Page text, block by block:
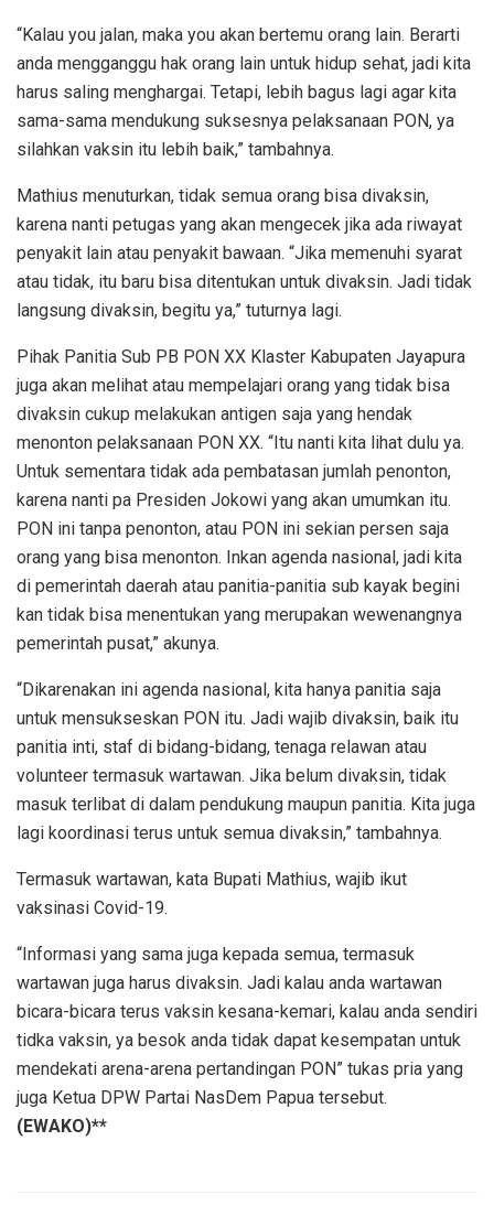
“Kalau you jalan, maka you akan bertemu orang lain. Berarti
anda mengganggu hak orang lain untuk hidup sehat, jadi kita
harus saling menghargai. Tetapi, lebih bagus lagi agar kita
sama-sama mendukung suksesnya pelaksanaan PON, ya
silahkan vaksin itu lebih baik,” tambahnya.
Mathius menuturkan, tidak semua orang bisa divaksin,
karena nanti petugas yang akan mengecek jika ada riwayat
penyakit lain atau penyakit bawaan. “Jika memenuhi syarat
atau tidak, itu baru bisa ditentukan untuk divaksin. Jadi tidak
langsung divaksin, begitu ya,” tuturnya lagi.
Pihak Panitia Sub PB PON XX Klaster Kabupaten Jayapura
juga akan melihat atau mempelajari orang yang tidak bisa
divaksin cukup melakukan antigen saja yang hendak
menonton pelaksanaan PON XX. “Itu nanti kita lihat dulu ya.
Untuk sementara tidak ada pembatasan jumlah penonton,
karena nanti pa Presiden Jokowi yang akan umumkan itu.
PON ini tanpa penonton, atau PON ini sekian persen saja
orang yang bisa menonton. Inkan agenda nasional, jadi kita
di pemerintah daerah atau panitia-panitia sub kayak begini
kan tidak bisa menentukan yang merupakan wewenangnya
pemerintah pusat,” akunya.
“Dikarenakan ini agenda nasional, kita hanya panitia saja
untuk mensukseskan PON itu. Jadi wajib divaksin, baik itu
panitia inti, staf di bidang-bidang, tenaga relawan atau
volunteer termasuk wartawan. Jika belum divaksin, tidak
masuk terlibat di dalam pendukung maupun panitia. Kita juga
lagi koordinasi terus untuk semua divaksin,” tambahnya.
Termasuk wartawan, kata Bupati Mathius, wajib ikut
vaksinasi Covid-19.
“Informasi yang sama juga kepada semua, termasuk
wartawan juga harus divaksin. Jadi kalau anda wartawan
bicara-bicara terus vaksin kesana-kemari, kalau anda sendiri
tidka vaksin, ya besok anda tidak dapat kesempatan untuk
mendekati arena-arena pertandingan PON” tukas pria yang
juga Ketua DPW Partai NasDem Papua tersebut.
(EWAKO)**